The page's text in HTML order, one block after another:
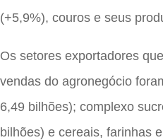
(+5,9%), couros e seus
Os setores exportadores
vendas do agronegócio
6,49 bilhões); complexo
bilhões) e cereais, farinhas